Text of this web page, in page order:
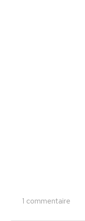
1 commentaire